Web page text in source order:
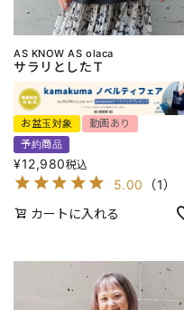
AS KNOW AS olaca
サラリとしたＴ
お盆玉対象
動画あり
予約商品
¥12,980税込
5.00 （1）
カートに入れる